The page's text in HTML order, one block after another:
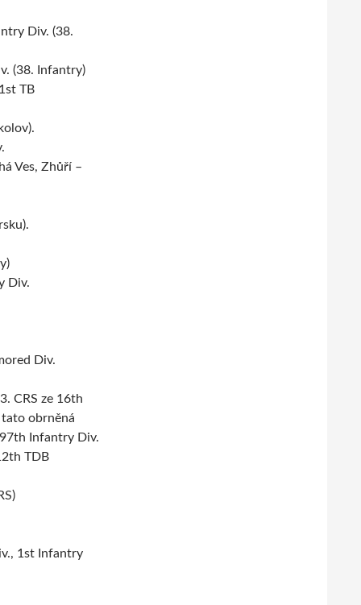
Div. (38.
(38. Infantry)
TB
Ves, Zhůří –
Div.
Div.
CRS ze 16th
obrněná
Infantry Div.
TDB
1st Infantry